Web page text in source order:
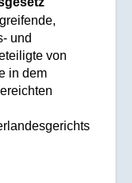
und
von
in dem